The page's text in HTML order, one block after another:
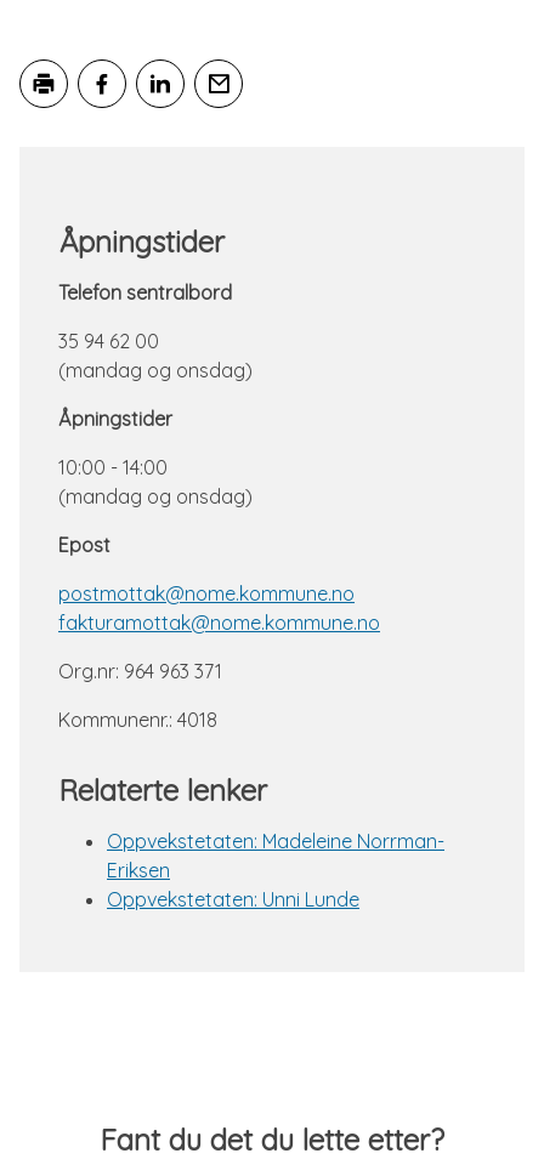
Åpningstider
Telefon sentralbord
35 94 62 00
(mandag og onsdag)
Åpningstider
10:00 - 14:00
(mandag og onsdag)
Epost
postmottak@nome.kommune.no
fakturamottak@nome.kommune.no
Org.nr: 964 963 371
Kommunenr.: 4018
Relaterte lenker
Oppvekstetaten: Madeleine Norrman-
Eriksen
Oppvekstetaten: Unni Lunde
Tilbakemelding
Fant du det du lette etter?